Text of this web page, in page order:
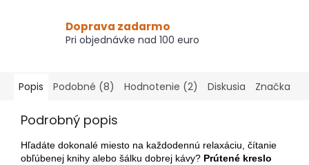
Doprava zadarmo
Pri objednávke nad 100 euro
Popis Podobné (8) Hodnotenie (2) Diskusia Značka
Podrobný popis
Hľadáte dokonalé miesto na každodennú relaxáciu, čítanie
obľúbenej knihy alebo šálku dobrej kávy? Prútené kreslo